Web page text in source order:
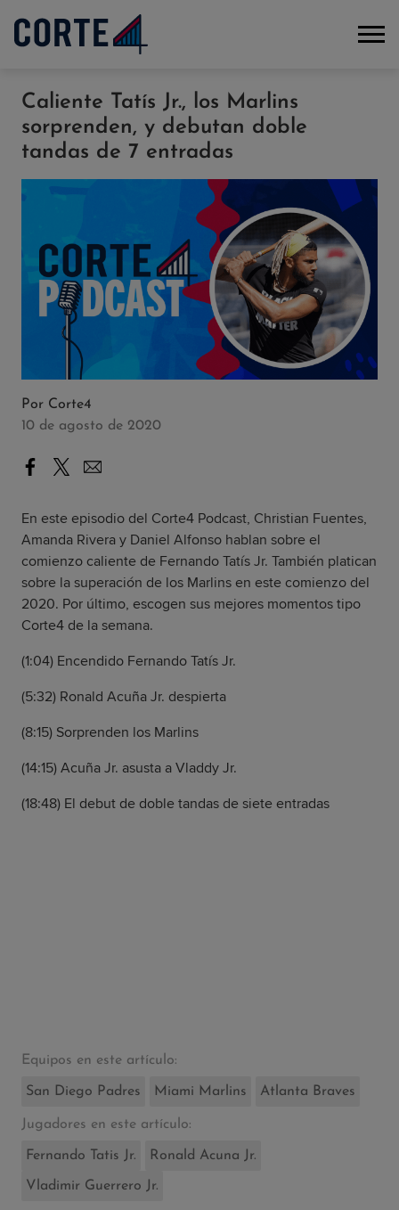
Caliente Tatís Jr., los Marlins
sorprenden, y debutan doble
tandas de 7 entradas
Por Corte4
10 de agosto de 2020
En este episodio del Corte4 Podcast, Christian Fuentes,
Amanda Rivera y Daniel Alfonso hablan sobre el
comienzo caliente de Fernando Tatís Jr. También platican
sobre la superación de los Marlins en este comienzo del
2020. Por último, escogen sus mejores momentos tipo
Corte4 de la semana.
(1:04) Encendido Fernando Tatís Jr.
(5:32) Ronald Acuña Jr. despierta
(8:15) Sorprenden los Marlins
(14:15) Acuña Jr. asusta a Vladdy Jr.
(18:48) El debut de doble tandas de siete entradas
Equipos en este artículo:
San Diego Padres Miami Marlins Atlanta Braves
Jugadores en este artículo:
Fernando Tatis Jr. Ronald Acuna Jr.
Vladimir Guerrero Jr.